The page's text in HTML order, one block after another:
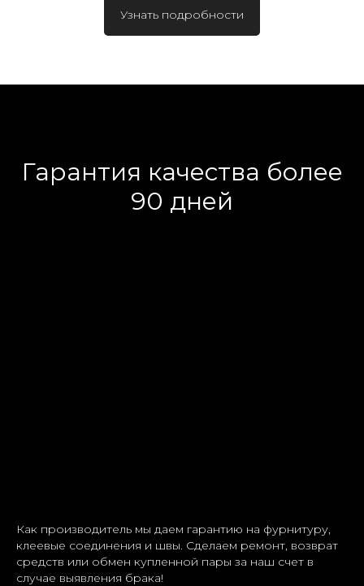
Узнать подробности
Гарантия качества более
90 дней
Как производитель мы даем гарантию на фурнитуру,
клеевые соединения и швы. Сделаем ремонт, возврат
средств или обмен купленной пары за наш счет в
случае выявления брака!